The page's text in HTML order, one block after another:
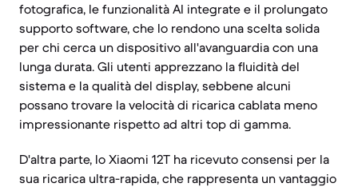
fotografica, le funzionalità AI integrate e il prolungato
supporto software, che lo rendono una scelta solida
per chi cerca un dispositivo all'avanguardia con una
lunga durata. Gli utenti apprezzano la fluidità del
sistema e la qualità del display, sebbene alcuni
possano trovare la velocità di ricarica cablata meno
impressionante rispetto ad altri top di gamma.
D'altra parte, lo Xiaomi 12T ha ricevuto consensi per la
sua ricarica ultra-rapida, che rappresenta un vantaggio